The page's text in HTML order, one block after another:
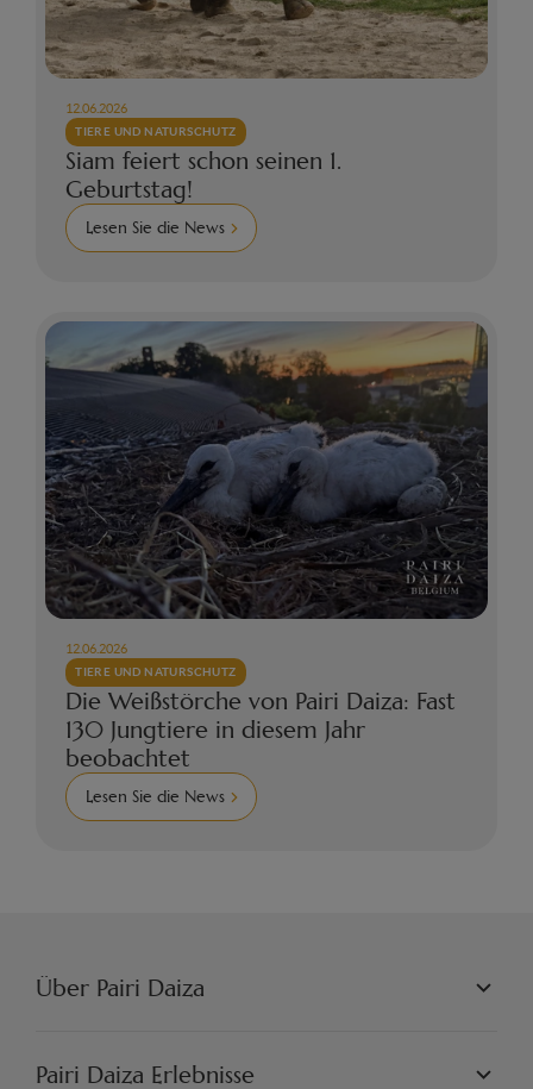
12.06.2026
TIERE UND NATURSCHUTZ
Siam feiert schon seinen 1.
Geburtstag!
Lesen Sie die News
12.06.2026
TIERE UND NATURSCHUTZ
Die Weißstörche von Pairi Daiza: Fast
130 Jungtiere in diesem Jahr
beobachtet
Lesen Sie die News
Über Pairi Daiza
PHILOSOPHIE
Pairi Daiza Erlebnisse